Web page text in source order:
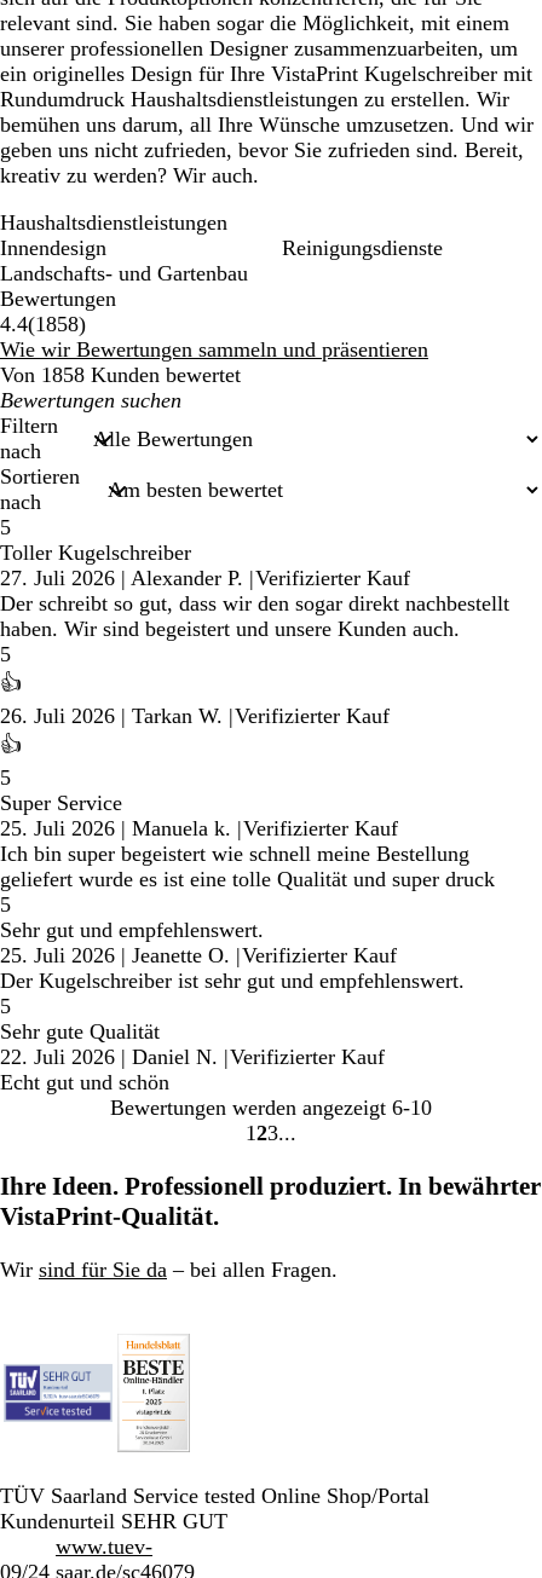
relevant sind. Sie haben sogar die Möglichkeit, mit einem
unserer professionellen Designer zusammenzuarbeiten, um
ein originelles Design für Ihre VistaPrint Kugelschreiber mit
Rundumdruck Haushaltsdienstleistungen zu erstellen. Wir
bemühen uns darum, all Ihre Wünsche umzusetzen. Und wir
geben uns nicht zufrieden, bevor Sie zufrieden sind. Bereit,
kreativ zu werden? Wir auch.
Haushaltsdienstleistungen
Innendesign
Landschafts- und Gartenbau
Reinigungsdienste
Bewertungen
4.4(18581858
Bewertungen
)
Wie wir Bewertungen sammeln und präsentieren
Von 1858 Kunden bewertet
Meine
Sucheingaben
Filtern
nach
Sortieren
nach
5
Toller Kugelschreiber
27. Juli 2026 | Alexander P. |Verifizierter Kauf
Der schreibt so gut, dass wir den sogar direkt nachbestellt
haben. Wir sind begeistert und unsere Kunden auch.
5
👍
26. Juli 2026 | Tarkan W. |Verifizierter Kauf
👍
5
Super Service
25. Juli 2026 | Manuela k. |Verifizierter Kauf
Ich bin super begeistert wie schnell meine Bestellung
geliefert wurde es ist eine tolle Qualität und super druck
5
Sehr gut und empfehlenswert.
25. Juli 2026 | Jeanette O. |Verifizierter Kauf
Der Kugelschreiber ist sehr gut und empfehlenswert.
5
Sehr gute Qualität
22. Juli 2026 | Daniel N. |Verifizierter Kauf
Echt gut und schön
Bewertungen werden angezeigt 6-10
Gehe
Seite
1 Gehe
Seite
2Gehe
Seite
3
Ihre Ideen. Professionell produziert. In bewährter
VistaPrint-Qualität.
Wir sind für Sie da – bei allen Fragen.
TÜV Saarland Service tested Online Shop/Portal
Kundenurteil SEHR GUT
09/24
www.tuev-
saar.de/sc46079